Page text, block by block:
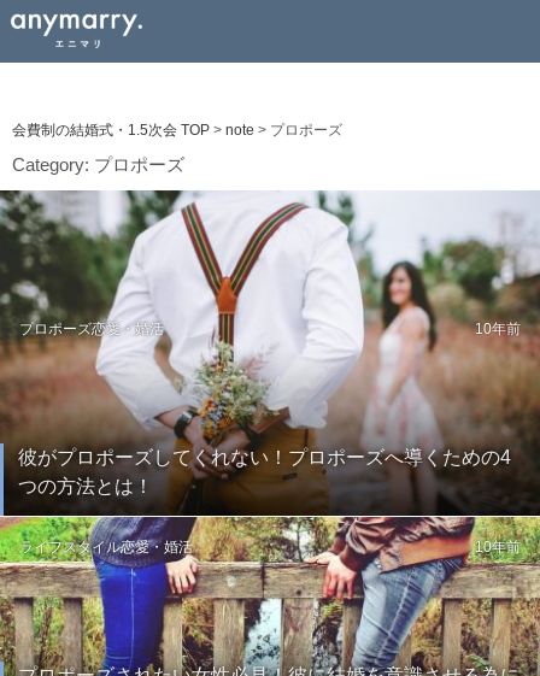
会費制の結婚式・1.5次会 TOP > note > プロポーズ
Category: プロポーズ
彼がプロポーズしてくれない！プロポーズへ導くための4
つの方法とは！
プロポーズ恋愛・婚活 10年前
ライフスタイル恋愛・婚活 10年前